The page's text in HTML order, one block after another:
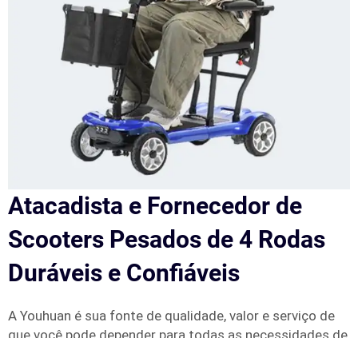
Atacadista e Fornecedor de
Scooters Pesados de 4 Rodas
Duráveis e Confiáveis
A Youhuan é sua fonte de qualidade, valor e serviço de
que você pode depender para todas as necessidades de